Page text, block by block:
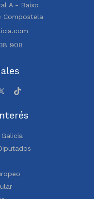
A - Baixo
Compostela
908